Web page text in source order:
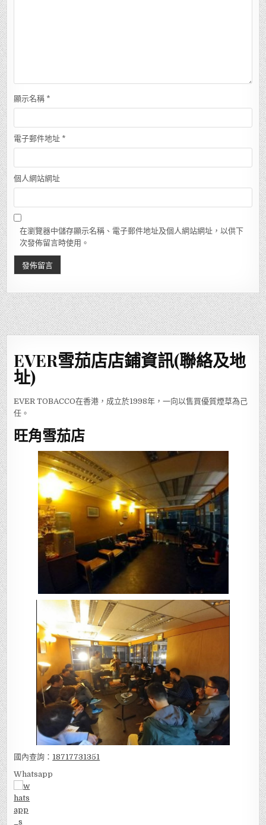
顯示名稱 *
電子郵件地址 *
個人網站網址
在瀏覽器中儲存顯示名稱、電子郵件地址及個人網站網址，以供下
次發佈留言時使用。
EVER雪茄店店鋪資訊(聯絡及地
址)
EVER TOBACCO在香港，成立於1998年，一向以售買優質煙草為己
任。
旺角雪茄店
國內查詢： 18717731351
Whatsapp